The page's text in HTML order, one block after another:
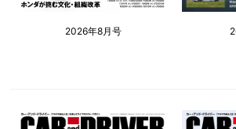
2026年8月号